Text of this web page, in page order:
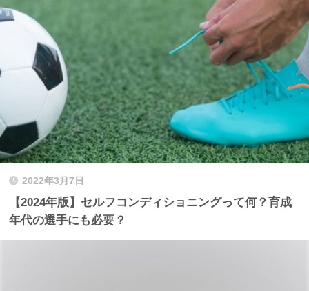
2022年3月7日
【2024年版】セルフコンディショニングって何？育成
年代の選手にも必要？